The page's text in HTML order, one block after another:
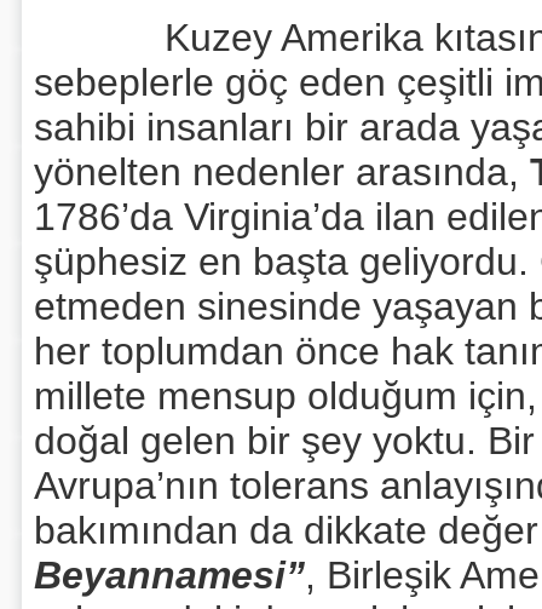
Kuzey Amerika kıtasına
sebeplerle göç eden çeşitli
sahibi insanları bir arada
yönelten nedenler arasında,
1786’da Virginia’da ilan
şüphesiz en başta
etmeden sinesinde yaşayan
her toplumdan önce hak
millete mensup olduğum
doğal gelen bir şey yoktu.
Avrupa’nın tolerans
bakımından da dikkate
Beyannamesi”, Birleşik